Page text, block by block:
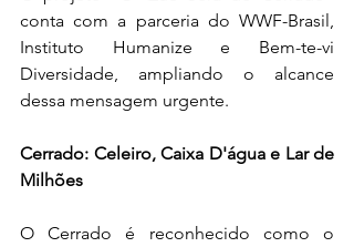
conta com a parceria do WWF-Brasil,
Instituto Humanize e Bem-te-vi
Diversidade, ampliando o alcance
dessa mensagem urgente.
Cerrado: Celeiro, Caixa D'água e Lar de
Milhões
O Cerrado é reconhecido como o